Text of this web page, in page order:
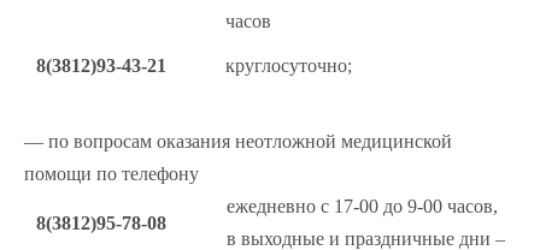
часов
8(3812)93-43-21 круглосуточно;
— по вопросам оказания неотложной медицинской
помощи по телефону
8(3812)95-78-08
ежедневно с 17-00 до 9-00 часов,
в выходные и праздничные дни –